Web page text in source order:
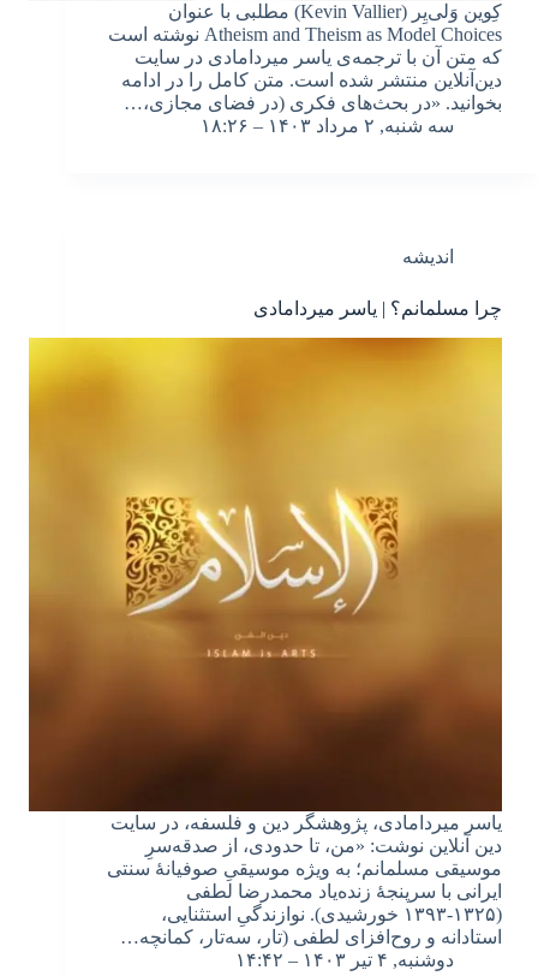
کِوین وَلی‌یِر (Kevin Vallier) مطلبی با عنوان
Atheism and Theism as Model Choices نوشته است
که متن آن با ترجمه‌ی یاسر میردامادی در سایت
دین‌آنلاین منتشر شده است. متن کامل را در ادامه
بخوانید. «در بحث‌های فکری (در فضای مجازی،…
سه شنبه, ۲ مرداد ۱۴۰۳ – ۱۸:۲۶
اندیشه
چرا مسلمانم؟ | یاسر میردامادی
یاسر میردامادی، پژوهشگر دین و فلسفه، در سایت
دین آنلاین نوشت: «من، تا حدودی، از صدقه‌سرِ
موسیقی مسلمانم؛ به ویژه موسیقیِ صوفیانهٔ سنتی
ایرانی با سرپنجهٔ زنده‌یاد محمدرضا لطفی
(۱۳۲۵-۱۳۹۳ خورشیدی). نوازندگیِ استثنایی،
استادانه و روح‌افزای لطفی (تار، سه‌تار، کمانچه…
دوشنبه, ۴ تیر ۱۴۰۳ – ۱۴:۴۲